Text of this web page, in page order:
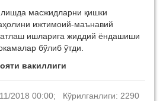
масжидларни қишки
ижтимоий-маънавий
ишларига жиддий ёндашиши
бўлиб ўтди.
вакиллиги
2018 00:00; Кўрилганлиги: 2290